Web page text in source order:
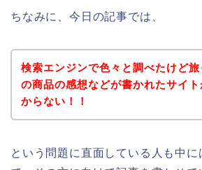
ちなみに、今日の記事では、
検索エンジンで色々と調べたけど旅
の商品の感想などが書かれたサイト
からない！！
という問題に直面している人も中